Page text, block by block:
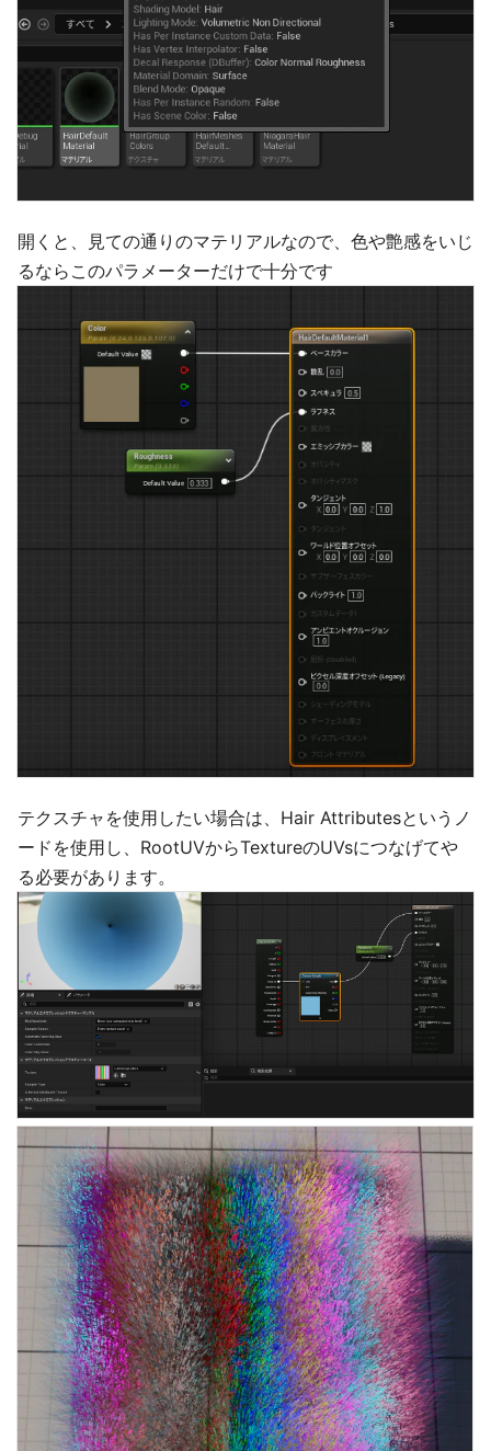
開くと、見ての通りのマテリアルなので、色や艶感をいじ
るならこのパラメーターだけで十分です
テクスチャを使用したい場合は、Hair Attributesというノ
ードを使用し、RootUVからTextureのUVsにつなげてや
る必要があります。